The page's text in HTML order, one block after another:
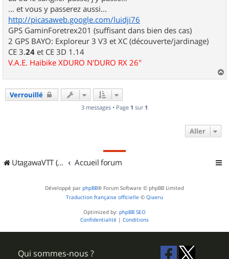
... et vous y passerez aussi...
http://picasaweb.google.com/luidji76
GPS GaminForetrex201 (suffisant dans bien des cas)
2 GPS BAYO: Exploreur 3 V3 et XC (découverte/jardinage)
CE 3.24 et CE 3D 1.14
V.A.E. Haibike XDURO N'DURO RX 26"
a
Verrouillé
3 messages • Page 1 sur 1
Aller
UtagawaVTT (Randos VTT et VTTAE avec traces GPS) Accueil forum
Développé par phpBB® Forum Software © phpBB Limited
Traduction française officielle © Qiaeru
Optimized by: phpBB SEO
Confidentialité | Conditions
Qui sommes-nous ?